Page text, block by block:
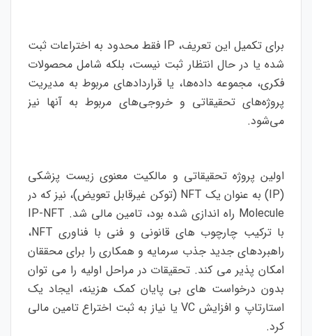
برای تکمیل این تعریف، IP فقط محدود به اختراعات ثبت
شده یا در حال انتظار ثبت نیست، بلکه شامل محصولات
فکری، مجموعه داده‌ها، یا قراردادهای مربوط به مدیریت
پروژه‌های تحقیقاتی و خروجی‌های مربوط به آنها نیز
می‌شود.
اولین پروژه تحقیقاتی و مالکیت معنوی زیست پزشکی
(IP) به عنوان یک NFT (توکن غیرقابل تعویض)، نیز که در
Molecule راه اندازی شده بود، تامین مالی شد. IP-NFT
با ترکیب چارچوب های قانونی و فنی با فناوری NFT،
راهبردهای جدید جذب سرمایه و همکاری را برای محققان
امکان پذیر می کند. تحقیقات در مراحل اولیه را می توان
بدون درخواست های بی پایان کمک هزینه، ایجاد یک
استارتاپ و افزایش VC یا نیاز به ثبت اختراع تامین مالی
کرد.